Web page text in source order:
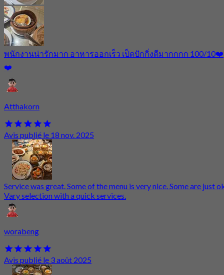
พนักงานน่ารักมาก อาหารออกเร็ว เป็ดปักกิ่งดีมากกกก 100/10❤️
❤️
Atthakorn
Avis publié le 18 nov. 2025
Service was great. Some of the menu is very nice. Some are just
Vary selection with a quick services.
worabeng
Avis publié le 3 août 2025